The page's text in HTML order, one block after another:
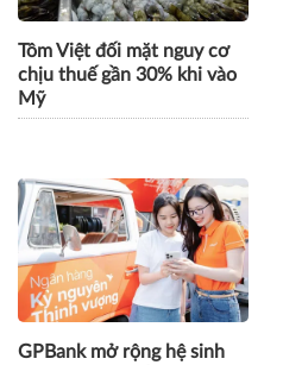
Tôm Việt đối mặt nguy cơ
chịu thuế gần 30% khi vào
Mỹ
GPBank mở rộng hệ sinh